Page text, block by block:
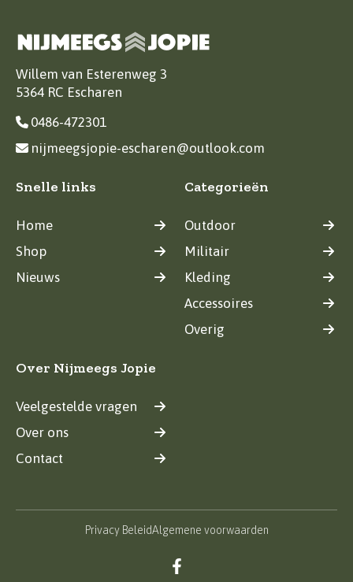
Willem van Esterenweg 3
5364 RC Escharen
0486-472301
nijmeegsjopie-escharen@outlook.com
Snelle links
Home
Shop
Nieuws
Categorieën
Outdoor
Militair
Kleding
Accessoires
Overig
Over Nijmeegs Jopie
Veelgestelde vragen
Over ons
Contact
Privacy BeleidAlgemene voorwaarden